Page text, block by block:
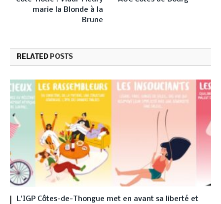
marie la Blonde à la
Brune
RELATED POSTS
L’IGP Côtes-de-Thongue met en avant sa liberté et